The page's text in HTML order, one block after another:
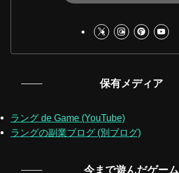
保有メディア
ラング de Game (YouTube)
ラングの副業ブログ (別ブログ)
今まで遊んだゲーム